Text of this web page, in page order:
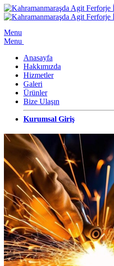
Menu
Menu
Anasayfa
Hakkımızda
Hizmetler
Galeri
Ürünler
Bize Ulaşın
Kurumsal Giriş